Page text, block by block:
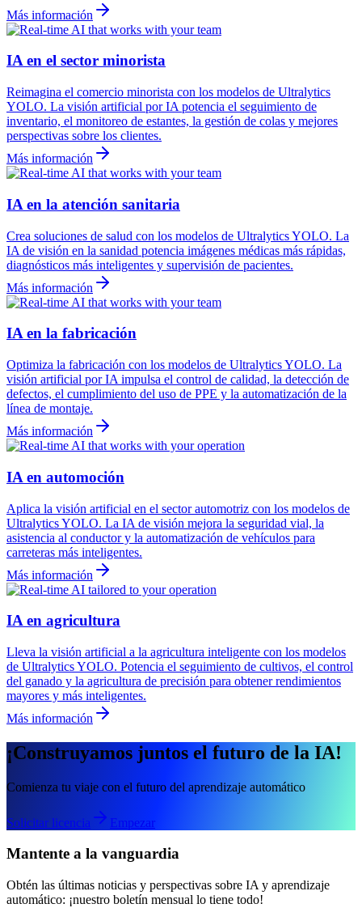
Más información
IA en el sector minorista
Reimagina el comercio minorista con los modelos de Ultralytics
YOLO. La visión artificial por IA potencia el seguimiento de
inventario, el monitoreo de estantes, la gestión de colas y mejores
perspectivas sobre los clientes.
Más información
IA en la atención sanitaria
Crea soluciones de salud con los modelos de Ultralytics YOLO. La
IA de visión en la sanidad potencia imágenes médicas más rápidas,
diagnósticos más inteligentes y supervisión de pacientes.
Más información
IA en la fabricación
Optimiza la fabricación con los modelos de Ultralytics YOLO. La
visión artificial por IA impulsa el control de calidad, la detección de
defectos, el cumplimiento del uso de PPE y la automatización de la
línea de montaje.
Más información
IA en automoción
Aplica la visión artificial en el sector automotriz con los modelos de
Ultralytics YOLO. La IA de visión mejora la seguridad vial, la
asistencia al conductor y la automatización de vehículos para
carreteras más inteligentes.
Más información
IA en agricultura
Lleva la visión artificial a la agricultura inteligente con los modelos
de Ultralytics YOLO. Potencia el seguimiento de cultivos, el control
del ganado y la agricultura de precisión para obtener rendimientos
mayores y más inteligentes.
Más información
¡Construyamos juntos el futuro de la IA!
Comienza tu viaje con el futuro del aprendizaje automático
Solicitar licencia Empezar
Mantente a la vanguardia
Obtén las últimas noticias y perspectivas sobre IA y aprendizaje
automático: ¡nuestro boletín mensual lo tiene todo!